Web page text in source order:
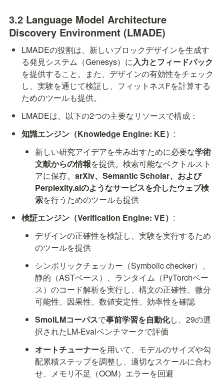
3.2 Language Model Architecture
Discovery Environment (LMADE)
LMADEの役割は、新しいブロックデザインを生成す
る発見システム（Genesys）に入力とフィードバック
を提供すること。また、デザインの有効性をチェック
し、実験を通じて検証し、フィットネスFを計算する
ためのツールも提供。
LMADEは、以下の2つの主要なリソースで構成：
知識エンジン（Knowledge Engine: KE） :
新しい研究アイデアを生み出すために必要な学術
文献からの情報を提供。検索可能なベクトルスト
アに保存。arXiv、Semantic Scholar、および
Perplexity.aiのようなサービスを介したウェブ検
索を行うためのツールも提供
検証エンジン（Verification Engine: VE） :
デザインの正確性を検証し、実験を実行するため
のツールを提供
シンボリックチェッカー（Symbolic checker）、
静的（ASTベース）、ランタイム（PyTorchベー
ス）のコード解析を実行し、構文の正確性、微分
可能性、因果性、数値安定性、効率性を確認
SmolLMコーパスで事前学習を自動化し、29の選
択されたLM-Evalベンチマークで評価
オートチューナーを用いて、モデルのサイズや勾
配累積ステップを調整し、適切なスケールに合わ
せ、メモリ不足（OOM）エラーを回避